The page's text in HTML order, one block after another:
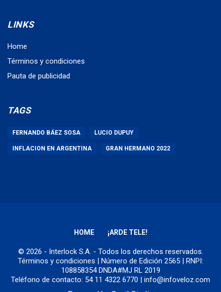
LINKS
Home
Términos y condiciones
Pauta de publicidad
TAGS
FERNANDO BÁEZ SOSA LUCIO DUPUY
INFLACION EN ARGENTINA GRAN HERMANO 2022
HOME ¡ARDE TELE!
© 2026 - Interlock S.A. - Todos los derechos reservados.
Términos y condiciones | Número de Edición 2565 | RNPI:
108858354 DNDA#MJ RL 2019
Teléfono de contacto: 54 11 4322 6770 | info@infoveloz.com